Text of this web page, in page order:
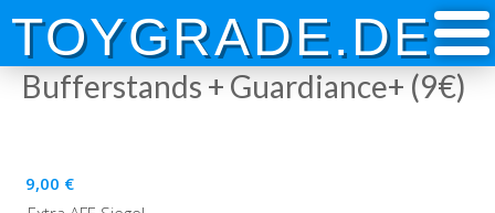
Skip
content
TOYGRADE.DE
Bufferstands + Guardiance+ (9€)
9,00 €